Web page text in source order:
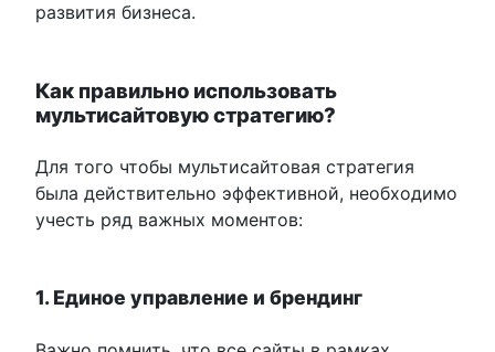
развития бизнеса.
Как правильно использовать
мультисайтовую стратегию?
Для того чтобы мультисайтовая стратегия
была действительно эффективной, необходимо
учесть ряд важных моментов:
1. Единое управление и брендинг